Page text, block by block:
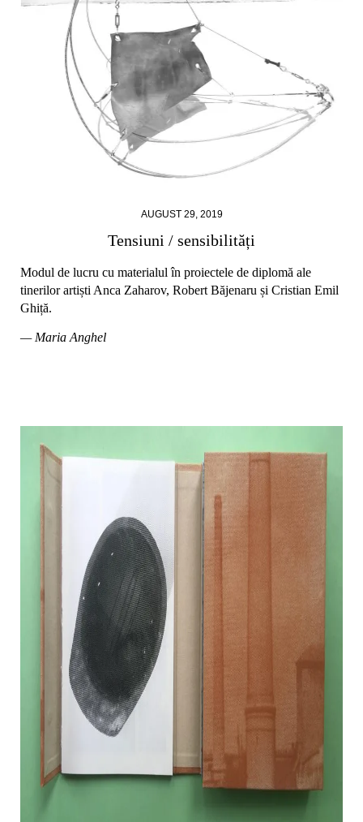
AUGUST 29, 2019
Tensiuni / sensibilități
Modul de lucru cu materialul în proiectele de diplomă ale
tinerilor artiști Anca Zaharov, Robert Băjenaru și Cristian Emil
Ghiță.
— Maria Anghel